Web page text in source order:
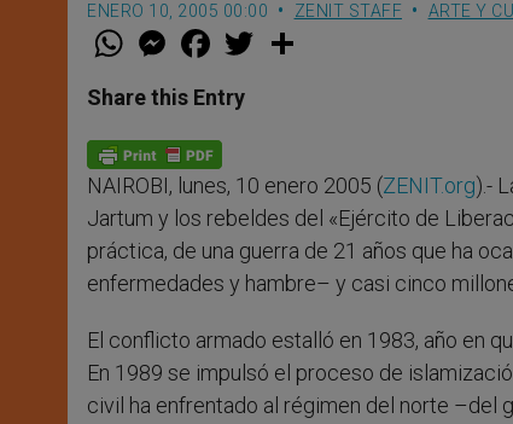
ENERO 10, 2005 00:00 ZENIT STAFF ARTE Y
W
t
s
p
p
M
e
s
e
g
e
F
a
e
b
o
k
w
Share this Entry
NAIROBI, lunes, 10 enero 2005 (ZENIT.org).-
Jartum y los rebeldes del «Ejército de
práctica, de una guerra de 21 años que ha
enfermedades y hambre– y casi cinco
El conflicto armado estalló en 1983, año en
En 1989 se impulsó el proceso de
civil ha enfrentado al régimen del norte –del